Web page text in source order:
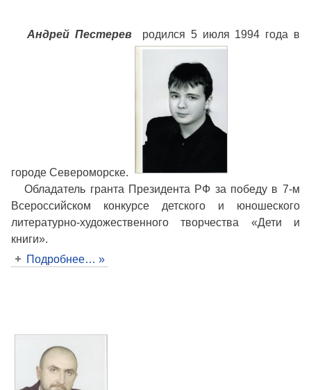
Андрей Пестерев родился 5 июля 1994 года в
городе Североморске.
Обладатель гранта Президента РФ за победу в 7-м
Всероссийском конкурсе детского и юношеского
литературно-художественного творчества «Дети и
книги».
Подробнее… »